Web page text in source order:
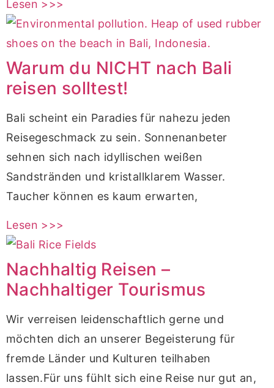
Lesen >>>
Warum du NICHT nach Bali
reisen solltest!
Bali scheint ein Paradies für nahezu jeden
Reisegeschmack zu sein. Sonnenanbeter
sehnen sich nach idyllischen weißen
Sandstränden und kristallklarem Wasser.
Taucher können es kaum erwarten,
Lesen >>>
Nachhaltig Reisen –
Nachhaltiger Tourismus
Wir verreisen leidenschaftlich gerne und
möchten dich an unserer Begeisterung für
fremde Länder und Kulturen teilhaben
lassen.Für uns fühlt sich eine Reise nur gut an,